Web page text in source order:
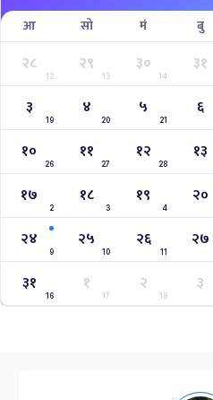
आ सो मं बु
२८
12
२९
13
३०
14
३१
३
19
४
20
५
21
६
१०
26
११
27
१२
28
१३
१७
2
१८
3
१९
4
२०
२४
9
२५
10
२६
11
२७
३१
16
१
17
२
18
३